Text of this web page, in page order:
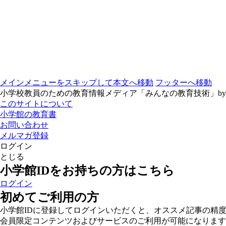
メインメニューをスキップして本文へ移動 フッターへ移動
小学校教員のための教育情報メディア「みんなの教育技術」
このサイトについて
小学館の教育書
お問い合わせ
メルマガ登録
ログイン
とじる
小学館IDをお持ちの方はこちら
ログイン
初めてご利用の方
小学館IDに登録してログインいただくと、オススメ記事の精
会員限定コンテンツおよびサービスのご利用が可能になりま